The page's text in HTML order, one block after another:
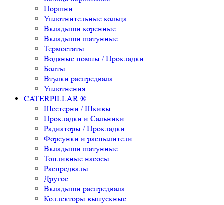
Поршни
Уплотнительные кольца
Вкладыши коренные
Вкладыши шатунные
Термостаты
Водяные помпы / Прокладки
Болты
Втулки распредвала
Уплотнения
CATERPILLAR ®
Шестерни / Шкивы
Прокладки и Сальники
Радиаторы / Прокладки
Форсунки и распылители
Вкладыши шатунные
Топливные насосы
Распредвалы
Другое
Вкладыши распредвала
Коллекторы выпускные